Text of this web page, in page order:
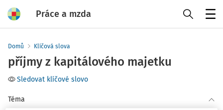
Práce a mzda
Domů Klíčová slova
příjmy z kapitálového majetku
Sledovat klíčové slovo
Téma